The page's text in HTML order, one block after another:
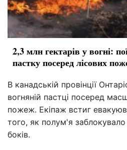
2,3 млн гектарів у вогні:
пастку посеред лісових
В канадській провінції
вогняній пастці посеред
пожеж. Екіпаж встиг
того, як полум'я
боків.